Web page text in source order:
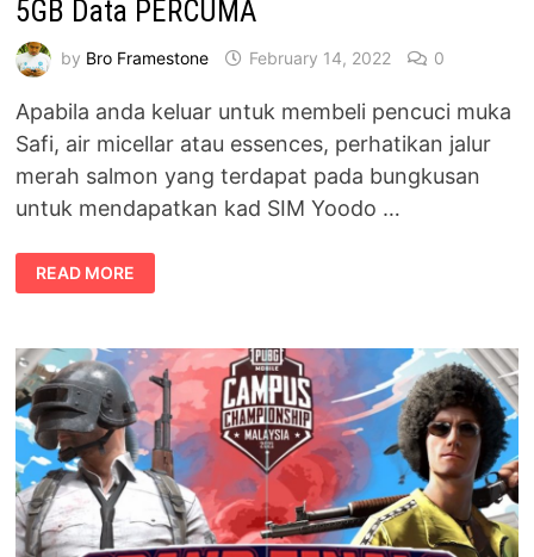
5GB Data PERCUMA
by Bro Framestone February 14, 2022 0
Apabila anda keluar untuk membeli pencuci muka
Safi, air micellar atau essences, perhatikan jalur
merah salmon yang terdapat pada bungkusan
untuk mendapatkan kad SIM Yoodo …
BELI
PRODUK
SAFI,
YOODO
&
5GB
DATA
PERCUMA
READ MORE